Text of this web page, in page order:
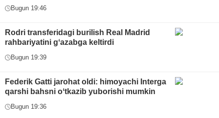
Bugun 19:46
Rodri transferidagi burilish Real Madrid
rahbariyatini gʻazabga keltirdi
Bugun 19:39
Federik Gatti jarohat oldi: himoyachi Interga
qarshi bahsni oʻtkazib yuborishi mumkin
Bugun 19:36